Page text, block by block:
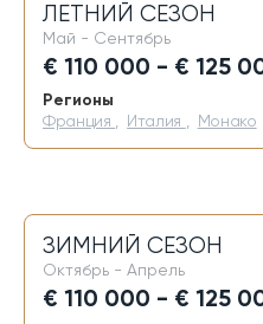
ЛЕТНИЙ СЕЗОН
Май - Сентябрь
€ 110 000 - € 125
Регионы
Франция Италия Монако
ЗИМНИЙ СЕЗОН
Октябрь - Апрель
€ 110 000 - € 125